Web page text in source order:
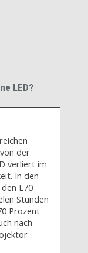
LED?
der
verliert im
In den
L70
Stunden
Prozent
nach